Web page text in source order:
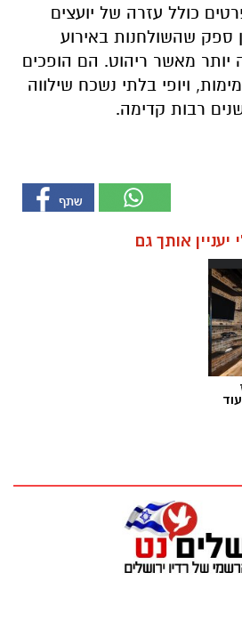
כולל עזרה של יועצים
ספק שהשולחנות באירוע
יותר מאשר ריהוט. הם הופכים
ויופי בלתי נשכח שילווה
רבות קדימה.
יעניין אותך גם